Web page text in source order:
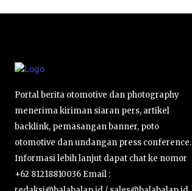
Portal berita otomotive dan photography
menerima kiriman siaran pers, artikel
backlink, pemasangan banner, poto
otomotive dan undangan press conference.
Informasi lebih lanjut dapat chat ke nomor
+62 81218810036 Email :